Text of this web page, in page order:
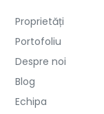
Proprietăți
Portofoliu
Despre noi
Blog
Echipa